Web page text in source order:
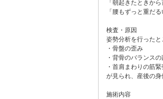
「朝起きたときか
「腰もずっと重だ
検査・原因
姿勢分析を行ったと
・骨盤の歪み
・背骨のバランス
・首肩まわりの筋緊
が見られ、産後の身
施術内容